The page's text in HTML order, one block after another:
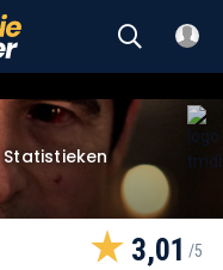
Statistieken
3,01